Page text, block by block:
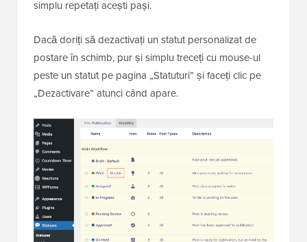
simplu repetați acești pași.
Dacă doriți să dezactivați un statut personalizat de
postare în schimb, pur și simplu treceți cu mouse-ul
peste un statut pe pagina „Statuturi” și faceți clic pe
„Dezactivare” atunci când apare.